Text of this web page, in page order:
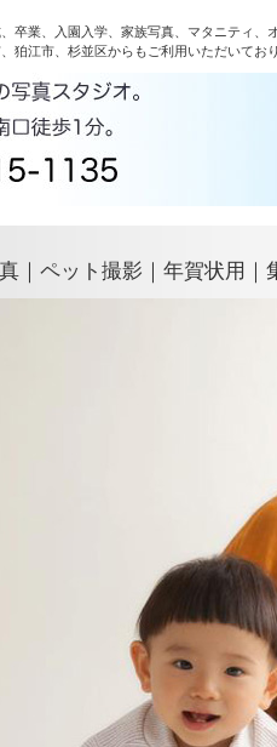
卒業、入園入学、家族写真、マタニティ
狛江市、杉並区からもご利用いただいて
｜ペット撮影｜年賀状用